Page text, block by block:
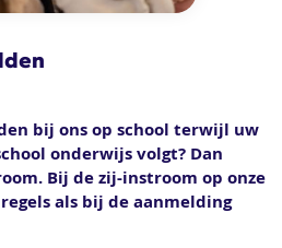
bij ons op school terwijl uw
onderwijs volgt? Dan
Bij de zij-instroom op onze
als bij de aanmelding